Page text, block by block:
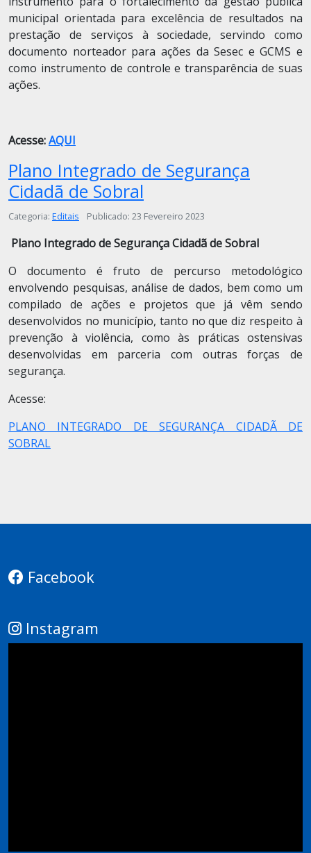
municipal orientada para excelência de resultados na
prestação de serviços à sociedade, servindo como
documento norteador para ações da Sesec e GCMS e
como instrumento de controle e transparência de suas
ações.
Acesse:AQUI
Plano Integrado de Segurança
Cidadã de Sobral
Detalhes
Categoria: Editais Publicado: 23 Fevereiro 2023
Plano Integrado de Segurança Cidadã de Sobral
O documento é fruto de percurso metodológico
envolvendo pesquisas, análise de dados, bem como um
compilado de ações e projetos que já vêm sendo
desenvolvidos no município, tanto no que diz respeito à
prevenção à violência, como às práticas ostensivas
desenvolvidas em parceria com outras forças de
segurança.
Acesse:
PLANO INTEGRADO DE SEGURANÇA CIDADÃ DE
SOBRAL
Facebook
Instagram